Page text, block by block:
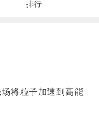
排行
将粒子加速到高能